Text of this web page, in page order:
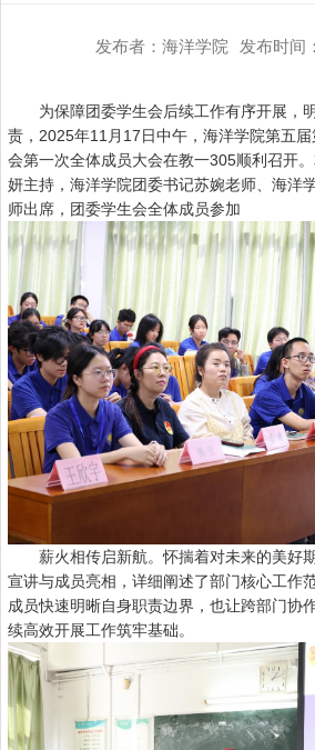
发布者：海洋学院 发布时间
为保障团委学生会后续工作有序开展，
责，2025年11月17日中午，海洋学院第五
会第一次全体成员大会在教一305顺利召开
妍主持，海洋学院团委书记苏婉老师、海洋
师出席，团委学生会全体成员参加
薪火相传启新航。怀揣着对未来的美好
宣讲与成员亮相，详细阐述了部门核心工作
成员快速明晰自身职责边界，也让跨部门协
续高效开展工作筑牢基础。